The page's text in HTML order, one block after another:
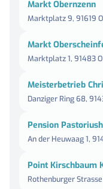
Markt Obernzenn
Marktplatz 9, 91619
Markt
Marktplatz 1, 91483
Meisterbetrieb
Danziger Ring 68,
Pension
An der Heuwaag 1,
Point Kirschbaum
Rothenburger